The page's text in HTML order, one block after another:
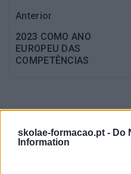
skolae-formacao.pt - Do
Information
Anterior
2023 COMO ANO
EUROPEU DAS
COMPETÊNCIAS
Também